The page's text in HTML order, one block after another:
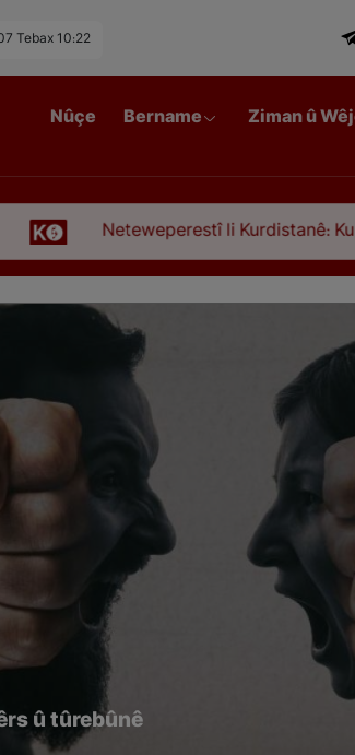
Tebax 10:22
Nûçe Bername Ziman û
Neteweperestî li Kurdistanê: Kurteya
û tûrebûnê